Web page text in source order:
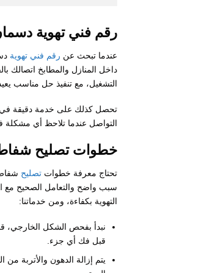
رقم فني تهوية
عندما تبحث عن رقم فني تهوية
داخل المنازل والمطابخ
التشغيل، مع تنفيذ حل مناسب
تحصل كذلك على خدمة دقيقة في
التواصل عندما تلاحظ أي مشكلة
خطوات تصليح
تحتاج معرفة خطوات تصليح
سبب واضح والتعامل الصحيح مع
التهوية بكفاءة، ومن خدماتنا:
نبدأ بفحص الشكل الخارجي،
قبل فك أي جزء.
يتم إزالة الدهون والأتربة